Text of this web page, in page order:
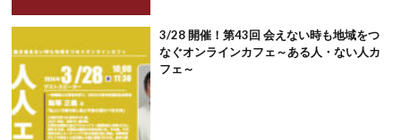
3/28 開催！第43回 会えない時も地域をつ
なぐオンラインカフェ～ある人・ない人カ
フェ～